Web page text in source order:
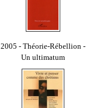
2005 - Théorie-Rébellion -
Un ultimatum